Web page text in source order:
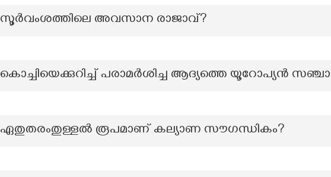
സൂർവംശത്തിലെ അവസാന രാജാവ്?
കൊച്ചിയെക്കുറിച്ച് പരാമർശിച്ച ആദ്യത്തെ യൂറോപ്യൻ
ഏതുതരംതുള്ളൽ രൂപമാണ് കല്യാണ സൗഗന്ധികം?